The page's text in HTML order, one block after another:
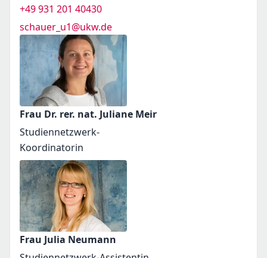
+49 931 201 40430
schauer_u1@ukw.de
Frau Dr. rer. nat. Juliane Meir
Studiennetzwerk-
Koordinatorin
Frau Julia Neumann